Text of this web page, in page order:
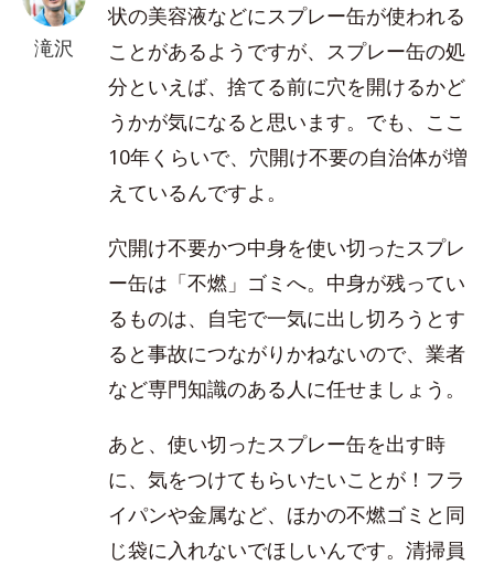
滝沢
状の美容液などにスプレー缶が使われる
ことがあるようですが、スプレー缶の処
分といえば、捨てる前に穴を開けるかど
うかが気になると思います。でも、ここ
10年くらいで、穴開け不要の自治体が増
えているんですよ。
穴開け不要かつ中身を使い切ったスプレ
ー缶は「不燃」ゴミへ。中身が残ってい
るものは、自宅で一気に出し切ろうとす
ると事故につながりかねないので、業者
など専門知識のある人に任せましょう。
あと、使い切ったスプレー缶を出す時
に、気をつけてもらいたいことが！フラ
イパンや金属など、ほかの不燃ゴミと同
じ袋に入れないでほしいんです。清掃員